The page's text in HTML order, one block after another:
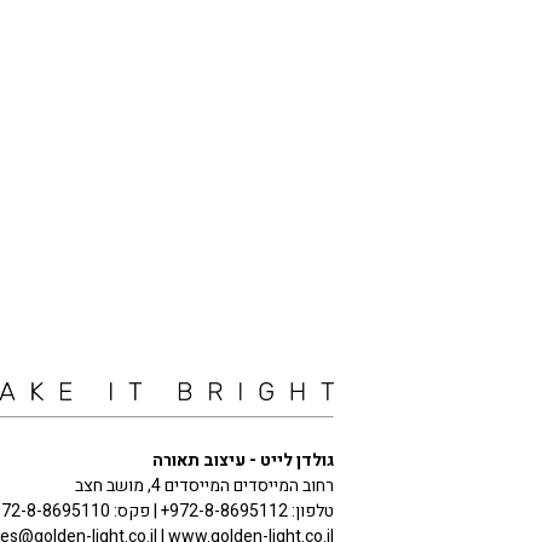
גולדן לייט - עיצוב תאורה
רחוב המייסדים המייסדים 4, מושב חצב
טלפון:+972-8-8695112| פקס:8-8695110
light.co.il| www.golden-light.co.il